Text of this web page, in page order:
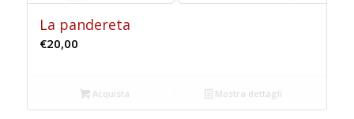
La pandereta
€20,00
Acquista Mostra dettagli